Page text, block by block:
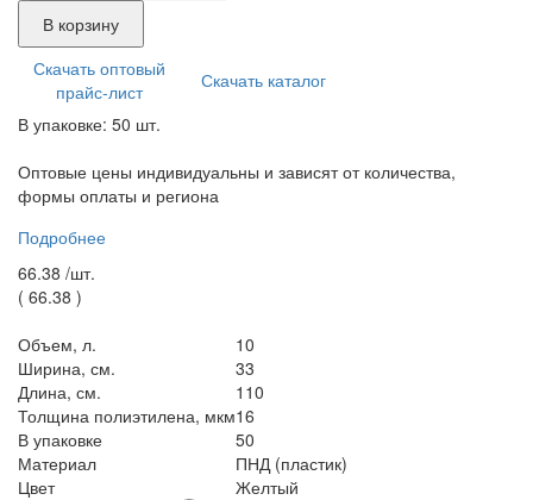
В корзину
Скачать оптовый
прайс-лист
Скачать каталог
В упаковке: 50 шт.
Оптовые цены индивидуальны и зависят от количества,
формы оплаты и региона
Подробнее
66.38 /шт.
( 66.38 )
Объем, л.
10
Ширина, см.
33
Длина, см.
110
Толщина полиэтилена, мкм16
В упаковке
50
Материал
ПНД (пластик)
Цвет
Желтый